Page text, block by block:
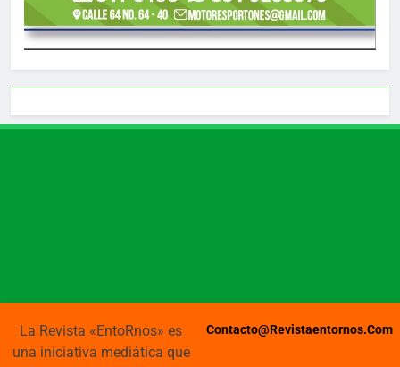
La Revista «EntoRnos» es
una iniciativa mediática que
Contacto@revistaentornos.com